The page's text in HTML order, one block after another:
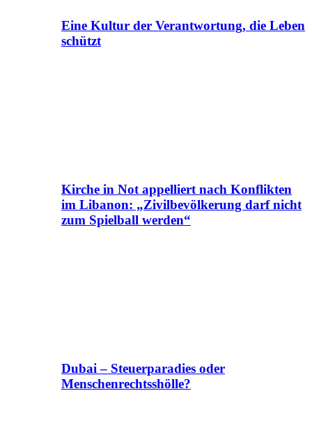
Eine Kultur der Verantwortung, die Leben
schützt
Kirche in Not appelliert nach Konflikten
im Libanon: „Zivilbevölkerung darf nicht
zum Spielball werden“
Dubai – Steuerparadies oder
Menschenrechtsshölle?